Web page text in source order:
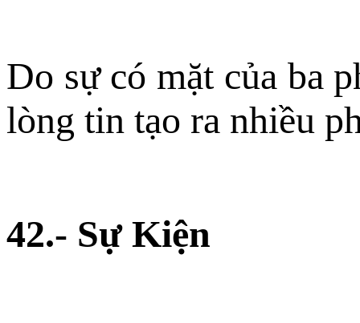
Do sự có mặt của ba
lòng tin tạo ra nhiều
42.- Sự Kiện